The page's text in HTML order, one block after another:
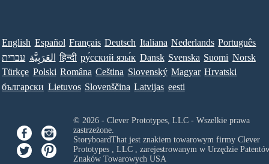
English Español Français Deutsch Italiana Nederlands Português
עברית العَرَبِيَّة हिन्दी ру́сский язы́к Dansk Svenska Suomi Norsk
Türkçe Polski Româna Ceština Slovenský Magyar Hrvatski
български Lietuvos Slovenščina Latvijas eesti
© 2026 - Clever Prototypes, LLC - Wszelkie prawa
zastrzeżone.
StoryboardThat jest znakiem towarowym firmy Clever
Prototypes , LLC, zarejestrowanym w Urzędzie
Znaków Towarowych USA